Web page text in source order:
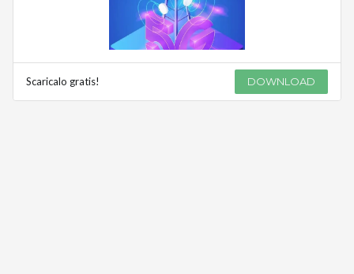
Scaricalo gratis! DOWNLOAD